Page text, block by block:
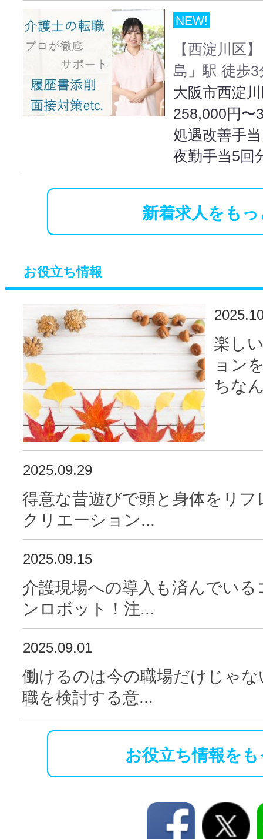
NEW!
【西淀川区
島」駅 徒歩
大阪市西淀
258,000円〜
処遇改善手
夜勤手当5回
新着求人をも
お役立ち情報
楽し
ョン
ちな
2025.09.29
得意な昔遊びで頭と身体をリ
クリエーション...
2025.09.15
介護現場への導入も済んでい
ンロボット！注...
2025.09.01
働けるのは今の職場だけじゃ
職を検討する意...
お役立ち情報を